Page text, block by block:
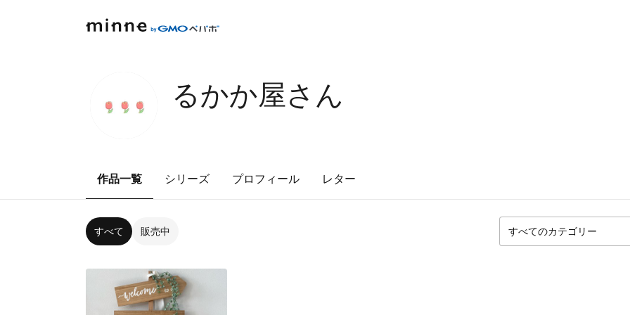
るかか屋さん
作品一覧 シリーズ プロフィール レター
すべて 販売中